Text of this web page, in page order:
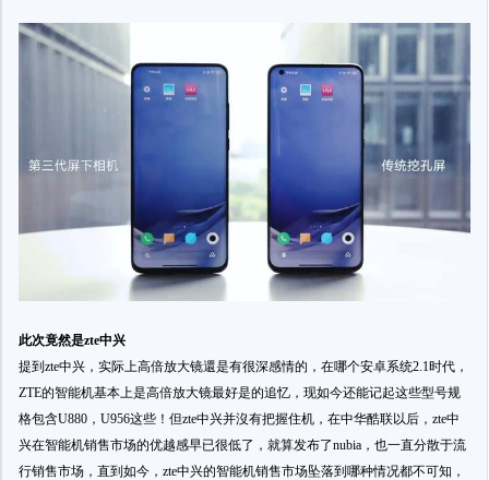
此次竟然是zte中兴
提到zte中兴，实际上高倍放大镜還是有很深感情的，在哪个安卓系统2.1时代，
ZTE的智能机基本上是高倍放大镜最好是的追忆，现如今还能记起这些型号规
格包含U880，U956这些！但zte中兴并沒有把握住机，在中华酷联以后，zte中
兴在智能机销售市场的优越感早已很低了，就算发布了nubia，也一直分散于流
行销售市场，直到如今，zte中兴的智能机销售市场坠落到哪种情况都不可知，